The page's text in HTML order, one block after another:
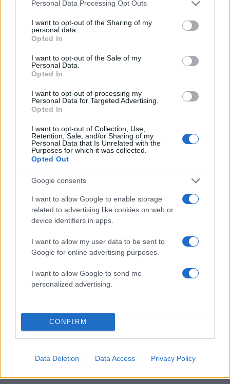
not limited to your visit or usage behaviour. You may click to
grant or deny consent to Google and its third-party tags to
use your data for below specified purposes in below Google
consent section.
Personal Data Processing Opt Outs
I want to opt-out of the Sharing of my
personal data.
Opted In
I want to opt-out of the Sale of my
Personal Data.
Opted In
I want to opt-out of processing my
Personal Data for Targeted Advertising.
Opted In
I want to opt-out of Collection, Use,
Retention, Sale, and/or Sharing of my
Personal Data that Is Unrelated with the
Purposes for which it was collected.
Opted Out
Google consents
I want to allow Google to enable storage
related to advertising like cookies on web or
device identifiers in apps.
I want to allow my user data to be sent to
Google for online advertising purposes.
I want to allow Google to send me
personalized advertising.
CONFIRM
Data Deletion Data Access Privacy Policy
Το παιδί σου δεν χρειάζεται να κερδίζει πάντα –
Αρκεί να νιώθει πως το πιστεύεις
05.08.2026
Γέννησε η ηθοποιός Λίλα Μπακλέση: Η πρώτη
φωτογραφία και το μήνυμα του συντρόφου της